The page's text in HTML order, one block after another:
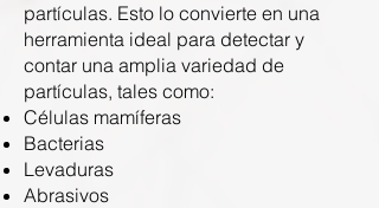
partículas. Esto lo convierte en una
herramienta ideal para detectar y
contar una amplia variedad de
partículas, tales como:
Células mamíferas
Bacterias
Levaduras
Abrasivos